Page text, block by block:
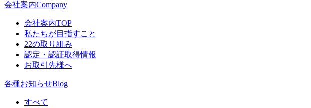
会社案内Company
会社案内TOP
私たちが目指すこと
22の取り組み
認定・認証取得情報
お取引先様へ
各種お知らせBlog
すべて